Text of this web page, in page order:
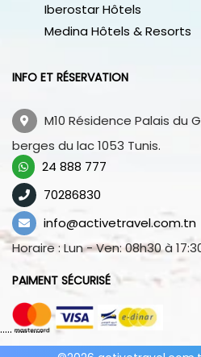
Iberostar Hôtels
Medina Hôtels & Resorts
INFO ET RÉSERVATION
M10 Résidence Palais du
berges du lac 1053 Tunis.
24 888 777
70286830
info@activetravel.com.tn
Horaire : Lun - Ven: 08h30 à
PAIMENT SÉCURISÉ
..... ..... .....
..... ..... .....